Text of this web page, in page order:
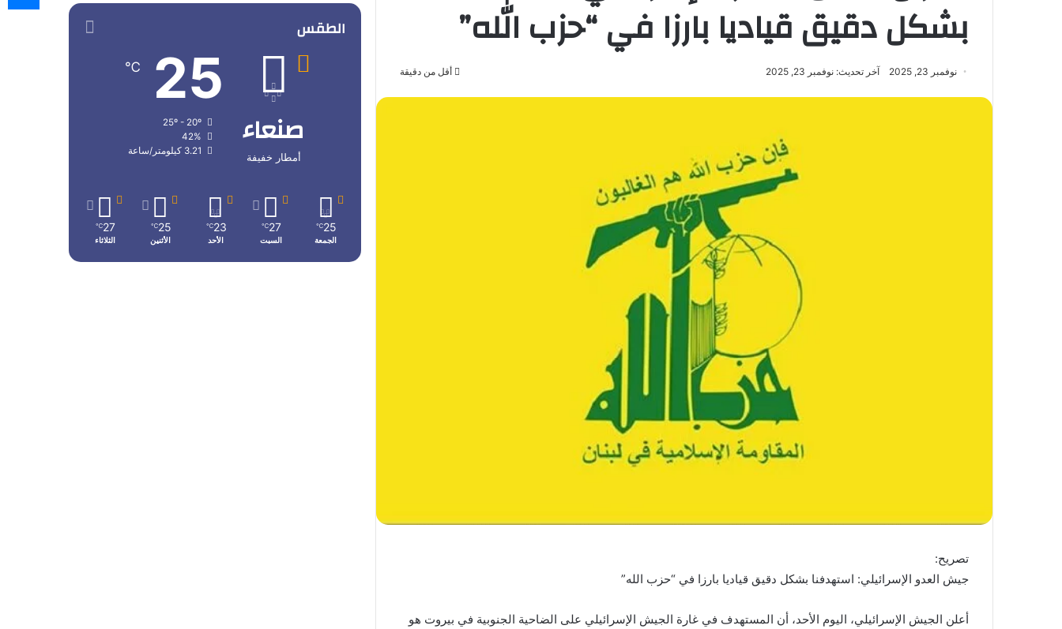
بشكل دقيق قياديا بارزا في “حزب الله”
نوفمبر 23, 2025 آخر تحديث: نوفمبر 23, 2025 أقل من دقيقة
تصريح:
جيش العدو الإسرائيلي: استهدفنا بشكل دقيق قياديا بارزا في “حزب الله”
أعلن الجيش الإسرائيلي، اليوم الأحد، أن المستهدف في غارة الجيش الإسرائيلي على الضاحية الجنوبية في بيروت هو
الطقس
صنعاء
أمطار خفيفة
25
℃
42%
3.21 كيلومتر/ساعة
25
℃
الجمعة
27
℃
السبت
23
℃
الأحد
25
℃
الأثنين
27
℃
الثلاثاء